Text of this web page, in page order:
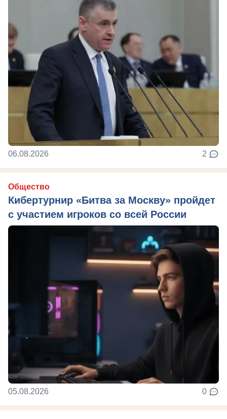
06.08.2026 2
Общество
Кибертурнир «Битва за Москву» пройдет
с участием игроков со всей России
05.08.2026 0